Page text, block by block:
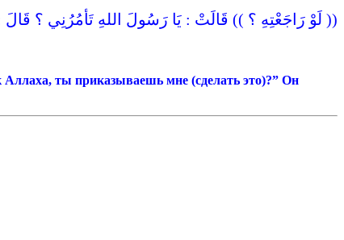
(( لَوْ رَاجَعْتِهِ ؟ )) قَالَتْ : يَا رَسُولَ اللهِ تَأمُرُنِي ؟
Аллаха, ты приказываешь мне (сделать это)?” Он